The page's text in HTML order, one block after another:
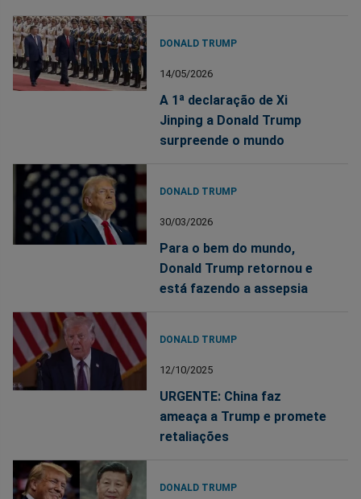
DONALD TRUMP
14/05/2026
A 1ª declaração de Xi
Jinping a Donald Trump
surpreende o mundo
DONALD TRUMP
30/03/2026
Para o bem do mundo,
Donald Trump retornou e
está fazendo a assepsia
DONALD TRUMP
12/10/2025
URGENTE: China faz
ameaça a Trump e promete
retaliações
DONALD TRUMP